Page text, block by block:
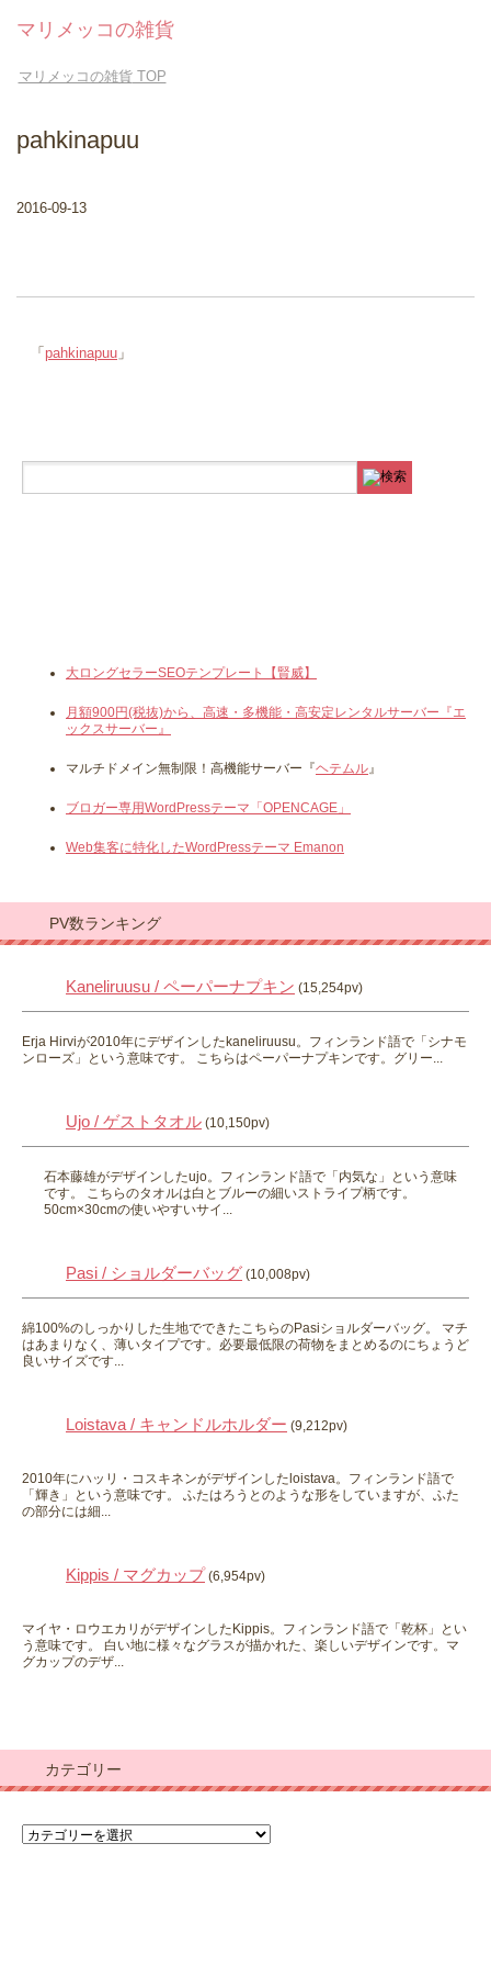
マリメッコの雑貨
マリメッコの雑貨TOP
pahkinapuu
2016-09-13
「 pahkinapuu 」
大ロングセラーSEOテンプレート【賢威】
月額900円(税抜)から、高速・多機能・高安定レンタルサーバー『エ
ックスサーバー』
マルチドメイン無制限！高機能サーバー『ヘテムル』
ブロガー専用WordPressテーマ「OPENCAGE」
Web集客に特化したWordPressテーマ Emanon
PV数ランキング
Kaneliruusu / ペーパーナプキン (15,254pv)
Erja Hirviが2010年にデザインしたkaneliruusu。フィンランド語で「シナモ
ンローズ」という意味です。 こちらはペーパーナプキンです。グリー...
Ujo / ゲストタオル (10,150pv)
石本藤雄がデザインしたujo。フィンランド語で「内気な」という意味
です。 こちらのタオルは白とブルーの細いストライプ柄です。
50cm×30cmの使いやすいサイ...
Pasi / ショルダーバッグ (10,008pv)
綿100%のしっかりした生地でできたこちらのPasiショルダーバッグ。 マチ
はあまりなく、薄いタイプです。必要最低限の荷物をまとめるのにちょうど
良いサイズです...
Loistava / キャンドルホルダー (9,212pv)
2010年にハッリ・コスキネンがデザインしたloistava。フィンランド語で
「輝き」という意味です。 ふたはろうとのような形をしていますが、ふた
の部分には細...
Kippis / マグカップ (6,954pv)
マイヤ・ロウエカリがデザインしたKippis。フィンランド語で「乾杯」とい
う意味です。 白い地に様々なグラスが描かれた、楽しいデザインです。マ
グカップのデザ...
カテゴリー
カ
テ